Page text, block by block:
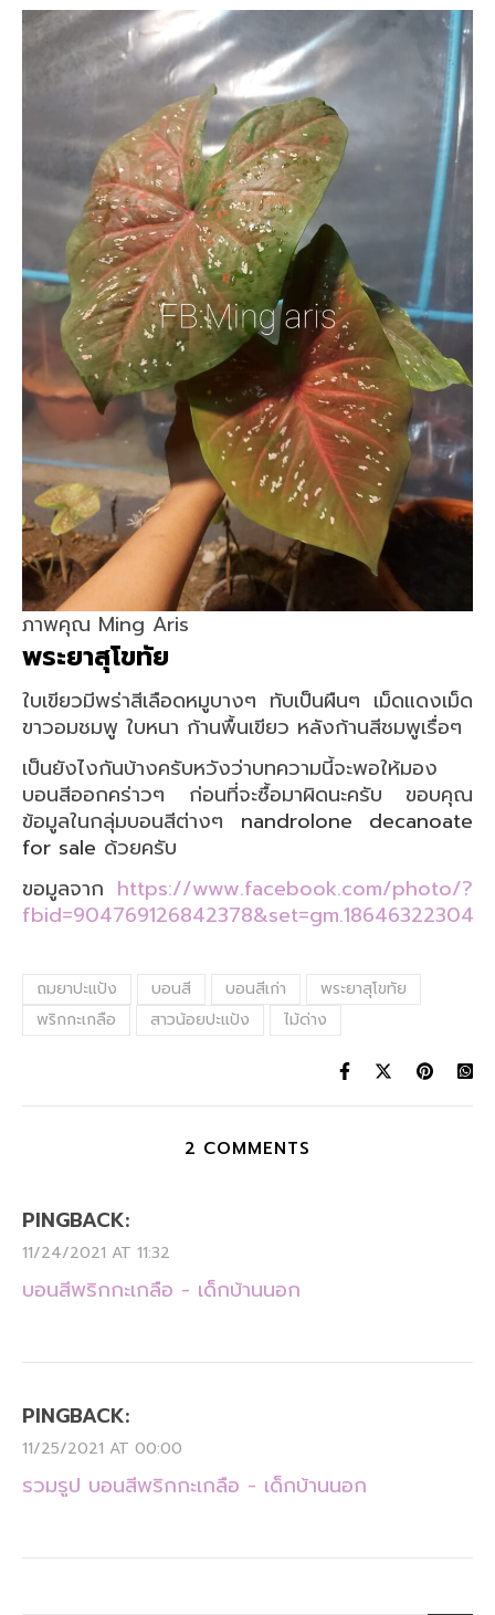
ภาพคุณ Ming Aris
พระยาสุโขทัย
ใบเขียวมีพร่าสีเลือดหมูบางๆ ทับเป็นผืนๆ เม็ดแดงเม็ด
ขาวอมชมพู ใบหนา ก้านพื้นเขียว หลังก้านสีชมพูเรื่อๆ
เป็นยังไงกันบ้างครับหวังว่าบทความนี้จะพอให้มอง
บอนสีออกคร่าวๆ ก่อนที่จะซื้อมาผิดนะครับ ขอบคุณ
ข้อมูลในกลุ่มบอนสีต่างๆ nandrolone decanoate
for sale ด้วยครับ
ขอมูลจาก https://www.facebook.com/photo/?
ถมยาปะแป้ง บอนสี บอนสีเก่า
พระยาสุโขทัย
พริก​กะ​เกลือ
สาวน้อยปะแป้ง ไม้ด่าง
2 COMMENTS
PINGBACK:
11/24/2021 AT 11:32
บอนสีพริก​กะ​เกลือ - เด็กบ้านนอก
PINGBACK:
11/25/2021 AT 00:00
รวมรูป บอนสีพริกกะเกลือ - เด็กบ้านนอก